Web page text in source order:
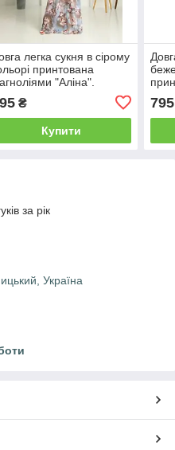
легка сукня в сірому
принтована
"Аліна".
₴
Купити
58
795
за рік
Україна